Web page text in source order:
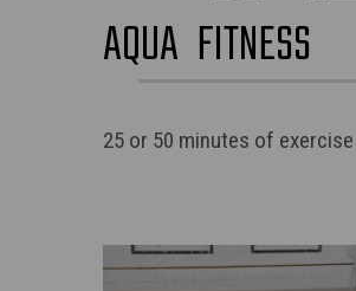
AQUA FITNESS
25 or 50 minutes of